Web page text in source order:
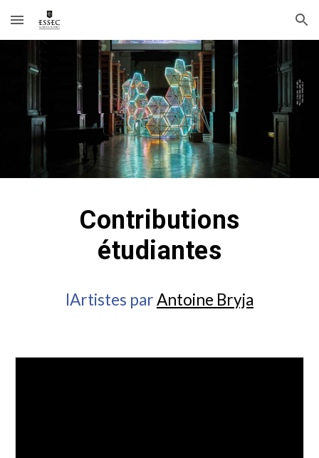
Skip to main content Skip to navigation
Contributions
étudiantes
IArtistes parAntoine Bryja